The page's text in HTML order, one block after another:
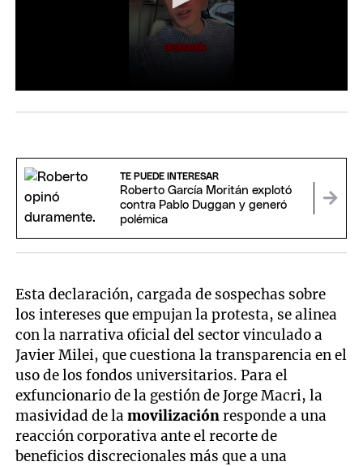
TE PUEDE INTERESAR
Roberto García Moritán explotó
contra Pablo Duggan y generó
polémica
Esta declaración, cargada de sospechas sobre
los intereses que empujan la protesta, se alinea
con la narrativa oficial del sector vinculado a
Javier Milei, que cuestiona la transparencia en el
uso de los fondos universitarios. Para el
exfuncionario de la gestión de Jorge Macri, la
masividad de lamovilizaciónresponde a una
reacción corporativa ante el recorte de
beneficios discrecionales más que a una